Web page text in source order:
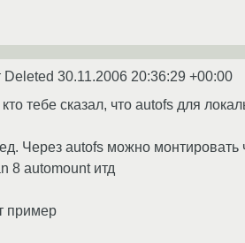
Deleted 30.11.2006 20:36:29 +00:00
тебе сказал, что autofs для
Через autofs можно монтировать
8 automount итд
пример